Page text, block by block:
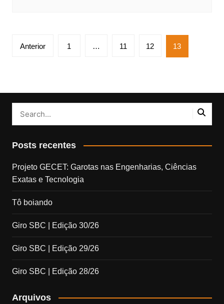
Paginação
Anterior 1 … 11 12 13
Posts recentes
Projeto GECET: Garotas nas Engenharias, Ciências
Exatas e Tecnologia
Tô boiando
Giro SBC | Edição 30/26
Giro SBC | Edição 29/26
Giro SBC | Edição 28/26
Arquivos